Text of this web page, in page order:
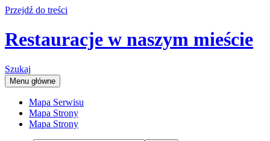
Przejdź do treści
Restauracje w naszym mieście
Szukaj
Menu główne
Mapa Serwisu
Mapa Strony
Mapa Strony